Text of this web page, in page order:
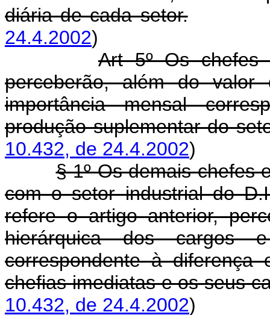
diária de cada setor.
24.4.2002)
Art 5º Os chefes
perceberão, além do valor
importância mensal
produção suplementar do
10.432, de 24.4.2002)
§ 1º Os demais chefes
com o setor industrial do
refere o artigo anterior,
hierárquica dos cargos
correspondente à
chefias imediatas e os seus
10.432, de 24.4.2002)